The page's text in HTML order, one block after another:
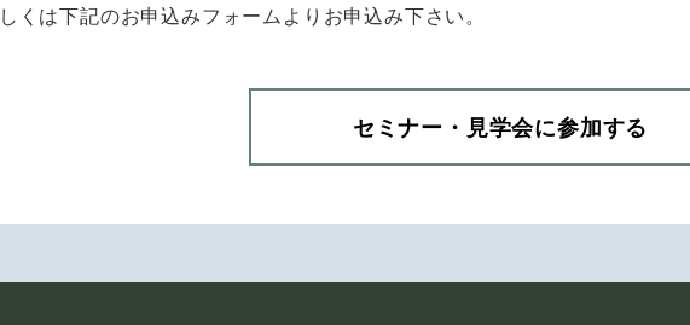
くは下記のお申込みフォームよりお申込み下さい。
セミナー・見学会に参加する